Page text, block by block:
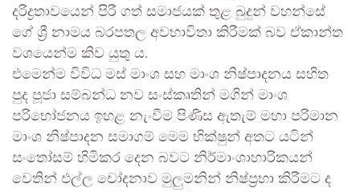
දරිද්‍රතාවයෙන් පිරී ගත් සමාජයක් තුළ බුදුන් වහන්සේ
ගේ ශ්‍රී නාමය බරපතල අවභාවිතා කිරීමක් බව ඒකාන්ත
වශයෙන්ම කිව යුතු ය.
එමෙන්ම විවිධ මස් මාංශ සහ මාංශ නිෂ්පාදනය සහිත
පුද පූජා සම්බන්ධ නව සංස්කෘතින් මගින් මාංශ
පරිභෝජනය ඉහළ නැංවීම පිණිස ඇතැම් මහා පරිමාන
මාංශ නිෂ්පාදන සමාගම් මෙම භික්ෂුන් අතට යටින්
සංතෝසම් හිමිකර දෙන බවට නිර්මාංශාහාරිකයන්
වෙතින් එල්ල චෝදනාව මුලුමනින් නිෂ්ප්‍රභා කිරීමට ද